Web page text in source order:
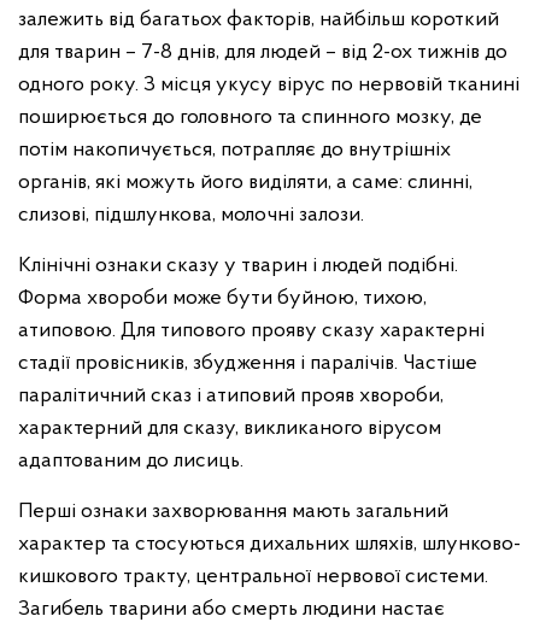
залежить від багатьох факторів, найбільш короткий
для тварин – 7-8 днів, для людей – від 2-ох тижнів до
одного року. З місця укусу вірус по нервовій тканині
поширюється до головного та спинного мозку, де
потім накопичується, потрапляє до внутрішніх
органів, які можуть його виділяти, а саме: слинні,
слизові, підшлункова, молочні залози.
Клінічні ознаки сказу у тварин і людей подібні.
Форма хвороби може бути буйною, тихою,
атиповою. Для типового прояву сказу характерні
стадії провісників, збудження і паралічів. Частіше
паралітичний сказ і атиповий прояв хвороби,
характерний для сказу, викликаного вірусом
адаптованим до лисиць.
Перші ознаки захворювання мають загальний
характер та стосуються дихальних шляхів, шлунково-
кишкового тракту, центральної нервової системи.
Загибель тварини або смерть людини настає